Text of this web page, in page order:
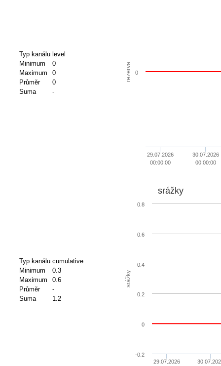
Typ kanálu level
Minimum
0
Maximum
0
Průměr
0
Suma
-
rezerva
29.07.2026
00:00:00
30.07.2026
00:00:00
0
Typ kanálu cumulative
Minimum
0.3
Maximum
0.6
Průměr
-
Suma
1.2
srážky
srážky
29.07.2026
0
0.2
0.4
0.6
-0.2
0.8